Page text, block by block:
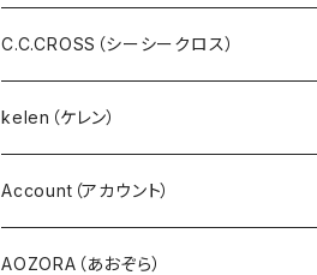
ボア・フリース
パンツ・ジーンズ･ショートパンツ
デニム
サロペット・サスペンダー・オールインワン
Spoom（スプーム）
０８Mab（ゼロハチマブ）
FONTANA GRANDE（フォンタナグランデ）
NANEA（ナネア）
C.C.CROSS（シーシークロス）
kelen（ケレン）
Account（アカウント）
AOZORA（あおぞら）